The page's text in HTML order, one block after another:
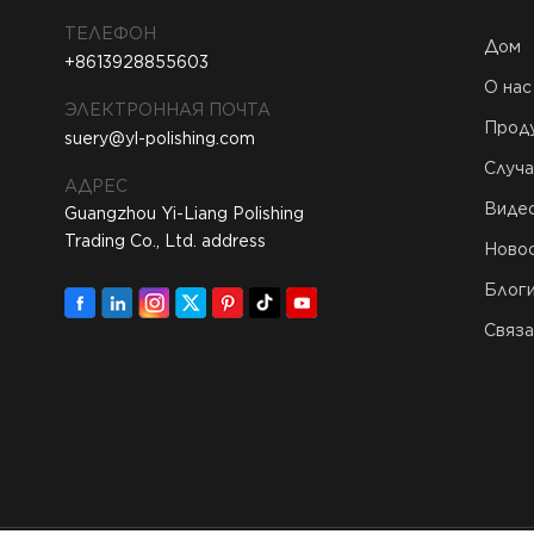
ТЕЛЕФОН
+8613928855603
ЭЛЕКТРОННАЯ ПОЧТА
suery@yl-polishing.com
АДРЕС
Guangzhou Yi-Liang Polishing
Trading Co., Ltd. address
Дом
О нас
Блоги